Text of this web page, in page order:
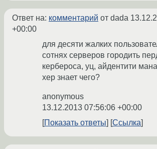
Ответ на: комментарий от dada
+00:00
для десяти жалких
сотнях серверов городить
кербероса, уц, айдентити
хер знает чего?
anonymous
13.12.2013 07:56:06 +00:00
Показать ответы
Ссылка